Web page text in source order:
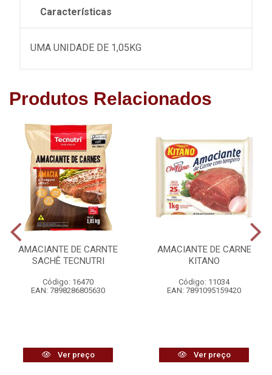
Características
UMA UNIDADE DE 1,05KG
Produtos Relacionados
AMACIANTE DE CARNTE
SACHÊ TECNUTRI
Código: 16470
EAN: 7898286805630
Ver preço
AMACIANTE DE CARNE
KITANO
Código: 11034
EAN: 7891095159420
Ver preço